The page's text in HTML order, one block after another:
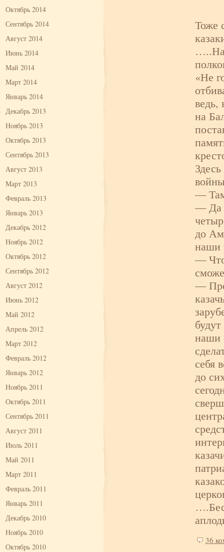
Октябрь 2014
Сентябрь 2014
Август 2014
Июнь 2014
Май 2014
Март 2014
Январь 2014
Декабрь 2013
Ноябрь 2013
Октябрь 2013
Сентябрь 2013
Август 2013
Март 2013
Февраль 2013
Январь 2013
Декабрь 2012
Ноябрь 2012
Октябрь 2012
Сентябрь 2012
Август 2012
Июнь 2012
Май 2012
Апрель 2012
Март 2012
Февраль 2012
Январь 2012
Ноябрь 2011
Октябрь 2011
Сентябрь 2011
Август 2011
Июль 2011
Май 2011
Март 2011
Февраль 2011
Январь 2011
Декабрь 2010
Ноябрь 2010
Октябрь 2010
Тоже
…..На
«Не
ведь,
на
—
— Да
до
наши
—
—
наши
себя
до
36